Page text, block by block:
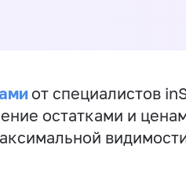
от специалистов
остатками и